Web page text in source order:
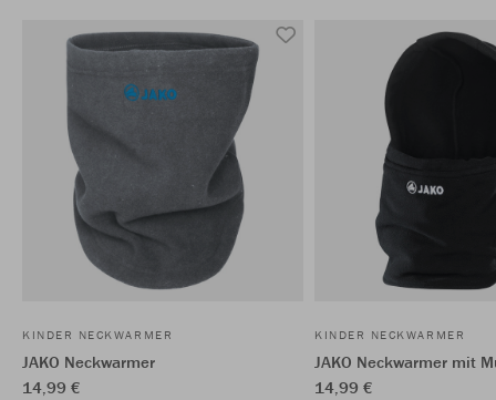
KINDER NECKWARMER
JAKO Neckwarmer
14,99 €
KINDER NECKWARMER
JAKO Neckwarmer mit
14,99 €